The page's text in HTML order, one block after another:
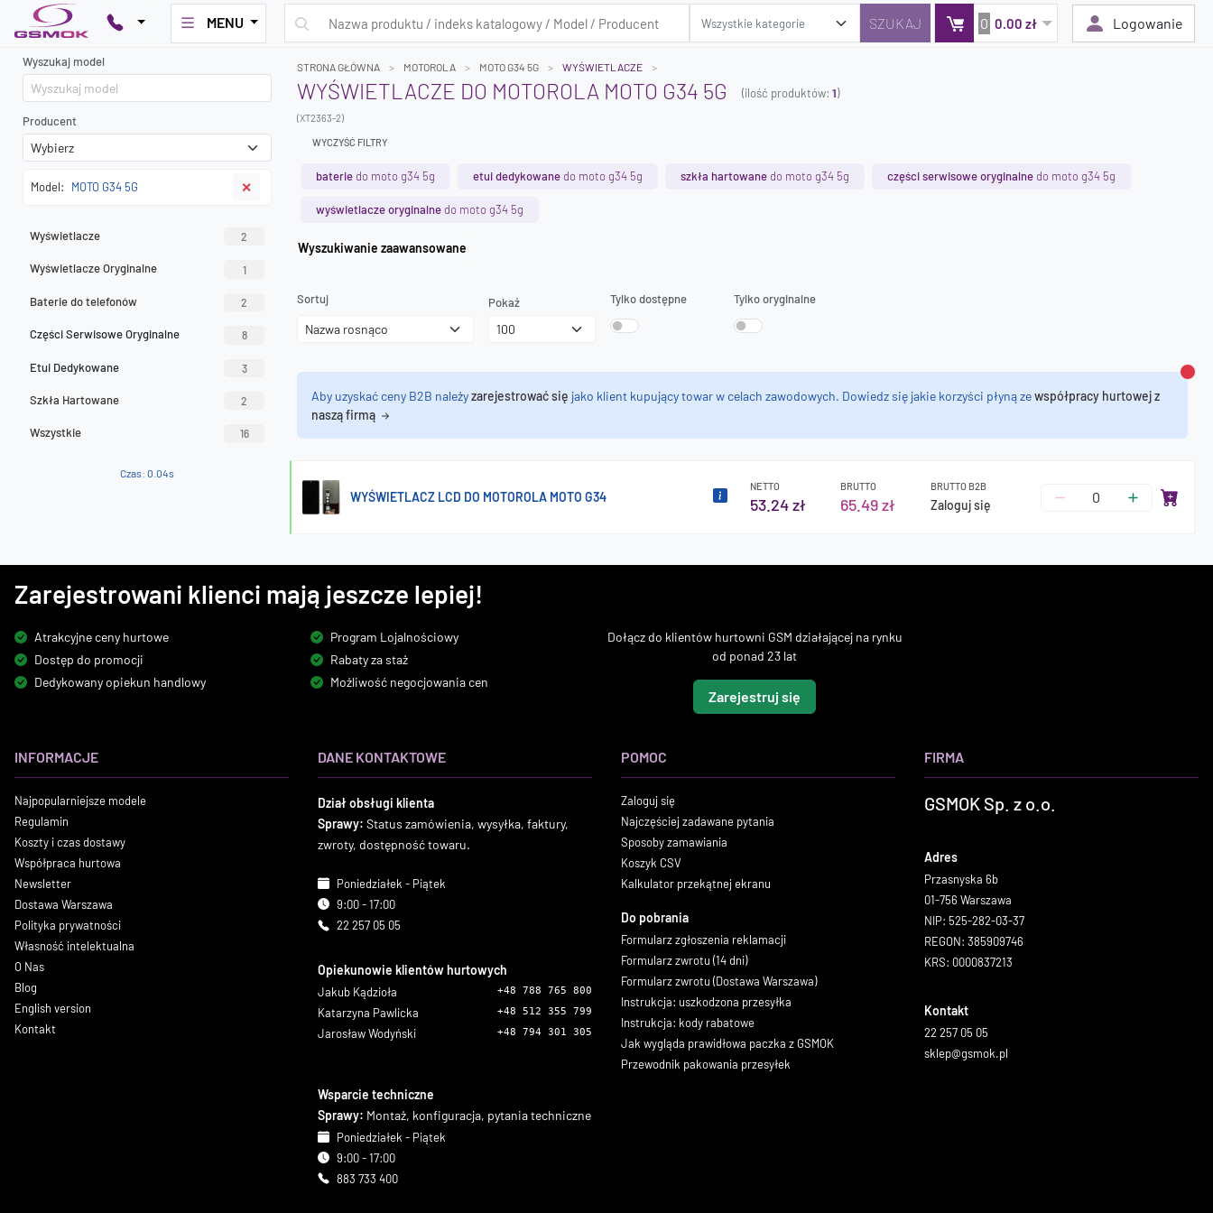
MENU 0 0.00 zł Logowanie
Wyszukaj model
Producent
Model: MOTO G34 5G ✕
Wyświetlacze 2
Wyświetlacze Oryginalne 1
Baterie do telefonów 2
Części Serwisowe Oryginalne 8
Etui Dedykowane 3
Szkła Hartowane 2
Wszystkie 16
Czas: 0.04s
STRONA GŁÓWNA MOTOROLA MOTO G34 5G WYŚWIETLACZE
WYŚWIETLACZE DO MOTOROLA MOTO G34 5G (ilość produktów: 1)
(XT2363-2)
WYCZYŚĆ FILTRY
baterie do moto g34 5g etui dedykowane do moto g34 5g szkła hartowane do moto g34 5g części serwisowe oryginalne do moto g34 5g
wyświetlacze oryginalne do moto g34 5g
Wyszukiwanie zaawansowane
Sortuj Pokaż Tylko dostępne Tylko oryginalne
Aby uzyskać ceny B2B należyzarejestrować się jako klient kupujący towar w celach zawodowych. Dowiedz się jakie korzyści płyną zewspółpracy hurtowej z
naszą firmą
WYŚWIETLACZ LCD DO MOTOROLA MOTO G34
NETTO
53.24 zł
BRUTTO
65.49 zł
BRUTTO B2B
Zaloguj się
Zarejestrowani klienci mają jeszcze lepiej!
Atrakcyjne ceny hurtowe
Dostęp do promocji
Dedykowany opiekun handlowy
Program Lojalnościowy
Rabaty za staż
Możliwość negocjowania cen
Dołącz do klientów hurtowni GSM działającej na rynku
od ponad 23 lat
Zarejestruj się
INFORMACJE
Najpopularniejsze modele
Regulamin
Koszty i czas dostawy
Współpraca hurtowa
Newsletter
Dostawa Warszawa
Polityka prywatności
Własność intelektualna
O Nas
Blog
English version
Kontakt
DANE KONTAKTOWE
Dział obsługi klienta
Sprawy: Status zamówienia, wysyłka, faktury,
zwroty, dostępność towaru.
Poniedziałek - Piątek
9:00 - 17:00
22 257 05 05
Opiekunowie klientów hurtowych
Jakub Kądzioła +48 788 765 800
Katarzyna Pawlicka +48 512 355 799
Jarosław Wodyński +48 794 301 305
Wsparcie techniczne
Sprawy: Montaż, konfiguracja, pytania techniczne
Poniedziałek - Piątek
9:00 - 17:00
883 733 400
POMOC
Zaloguj się
Najczęściej zadawane pytania
Sposoby zamawiania
Koszyk CSV
Kalkulator przekątnej ekranu
Do pobrania
Formularz zgłoszenia reklamacji
Formularz zwrotu (14 dni)
Formularz zwrotu (Dostawa Warszawa)
Instrukcja: uszkodzona przesyłka
Instrukcja: kody rabatowe
Jak wygląda prawidłowa paczka z GSMOK
Przewodnik pakowania przesyłek
FIRMA
GSMOK Sp. z o.o.
Adres
Przasnyska 6b
01-756 Warszawa
NIP: 525-282-03-37
REGON: 385909746
KRS: 0000837213
Kontakt
22 257 05 05
sklep@gsmok.pl